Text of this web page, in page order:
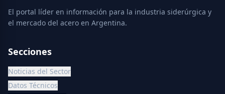
El portal líder en información para la industria siderúrgica y
el mercado del acero en Argentina.
Secciones
Noticias del Sector
Datos Técnicos